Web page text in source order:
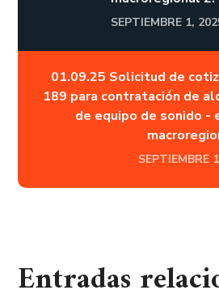
SEPTIEMBRE 1,
01.09.25 Solicitud de
189 para contratación de
de equipo de sonido -
SEPTIEMBRE
Entradas